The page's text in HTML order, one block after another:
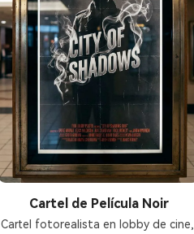
Cartel de Película Noir
Cartel fotorealista en lobby de cine,